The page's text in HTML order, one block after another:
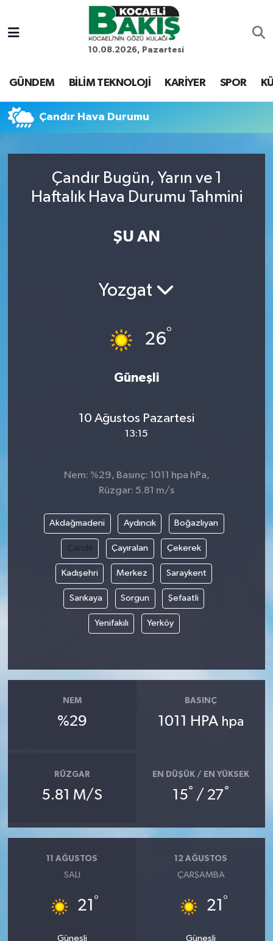
10.08.2026, Pazartesi
GÜNDEM BİLİM TEKNOLOJİ KARİYER SPOR
Çandır Hava Durumu
Çandır Bugün, Yarın ve 1
Haftalık Hava Durumu Tahmini
ŞU AN
Yozgat
26°
Güneşli
10 Ağustos Pazartesi
13:15
Nem: %29, Basınç: 1011 hpa hPa,
Rüzgar: 5.81 m/s
Akdağmadeni Aydıncık Boğazlıyan
Çandır Çayıralan Çekerek
Kadışehri Merkez Saraykent
Sarıkaya Sorgun Şefaatli
Yenifakılı Yerköy
NEM
%29
BASINÇ
1011 HPA hpa
RÜZGAR
5.81 M/S
EN DÜŞÜK / EN YÜKSEK
15° / 27°
11 AĞUSTOS
SALI
21 °
Güneşli
12 AĞUSTOS
ÇARŞAMBA
21 °
Güneşli
Kocaeli Nöbetçi Eczaneler
Kocaeli Hava Durumu
Tüm Manşetler
Son Dakika Haberleri